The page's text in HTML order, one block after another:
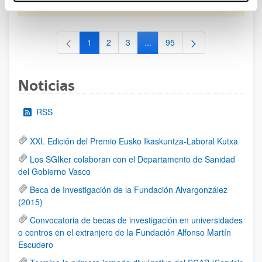
al 30/07/2026 (ambos incluídos)
Página
1 Página
2 Página
3 ...Páginas intermedias Use TAB
Página
95
Noticias
RSS
XXI. Edición del Premio Eusko Ikaskuntza-Laboral Kutxa
Los SGIker colaboran con el Departamento de Sanidad
del Gobierno Vasco
Beca de Investigación de la Fundación Alvargonzález
(2015)
Convocatoria de becas de investigación en universidades
o centros en el extranjero de la Fundación Alfonso Martín
Escudero